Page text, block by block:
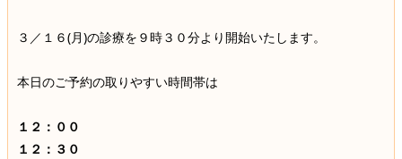
３／１６(月)の診療を９時３０分より開始いたします。
本日のご予約の取りやすい時間帯は
１２：００
１２：３０